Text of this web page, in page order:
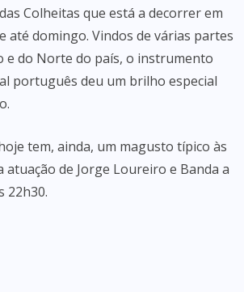
Colheitas que está a decorrer em
até domingo. Vindos de várias partes
e do Norte do país, o instrumento
português deu um brilho especial
tem, ainda, um magusto típico às
atuação de Jorge Loureiro e Banda a
22h30.